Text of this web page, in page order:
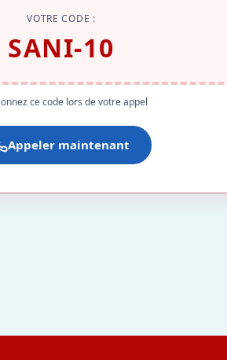
VOTRE CODE :
SANI-10
ce code lors de votre appel
Appeler maintenant